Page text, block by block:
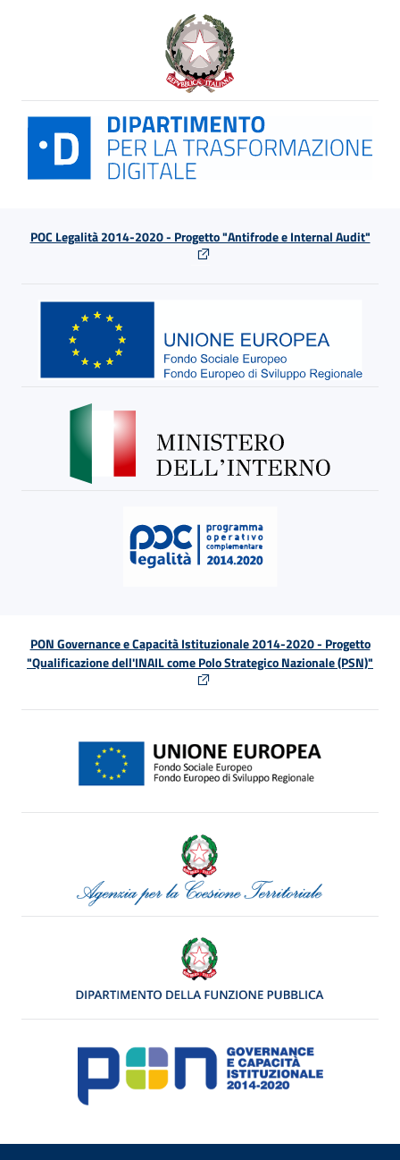
POC Legalità 2014-2020 - Progetto "Antifrode e Internal Audit"
PON Governance e Capacità Istituzionale 2014-2020 - Progetto
"Qualificazione dell'INAIL come Polo Strategico Nazionale (PSN)"